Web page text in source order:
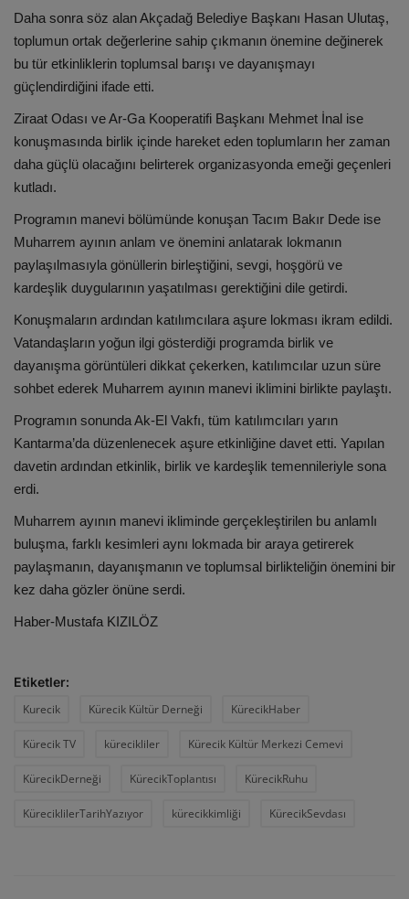
Daha sonra söz alanAkçadağ Belediye Başkanı Hasan Ulutaş,
toplumun ortak değerlerine sahip çıkmanın önemine değinerek
bu tür etkinliklerin toplumsal barışı ve dayanışmayı
güçlendirdiğini ifade etti.
Ziraat Odası ve Ar-Ga Kooperatifi Başkanı Mehmet İnal ise
konuşmasında birlik içinde hareket eden toplumların her zaman
daha güçlü olacağını belirterek organizasyonda emeği geçenleri
kutladı.
Programın manevi bölümünde konuşan Tacım Bakır Dede ise
Muharrem ayının anlam ve önemini anlatarak lokmanın
paylaşılmasıyla gönüllerin birleştiğini, sevgi, hoşgörü ve
kardeşlik duygularının yaşatılması gerektiğini dile getirdi.
Konuşmaların ardından katılımcılara aşure lokması ikram edildi.
Vatandaşların yoğun ilgi gösterdiği programda birlik ve
dayanışma görüntüleri dikkat çekerken, katılımcılar uzun süre
sohbet ederek Muharrem ayının manevi iklimini birlikte paylaştı.
Programın sonundaAk-El Vakfı, tüm katılımcıları yarın
Kantarma’da düzenlenecek aşure etkinliğine davet etti. Yapılan
davetin ardından etkinlik, birlik ve kardeşlik temennileriyle sona
erdi.
Muharrem ayının manevi ikliminde gerçekleştirilen bu anlamlı
buluşma, farklı kesimleri aynı lokmada bir araya getirerek
paylaşmanın, dayanışmanın ve toplumsal birlikteliğin önemini bir
kez daha gözler önüne serdi.
Haber-Mustafa KIZILÖZ
Etiketler:
Kurecik
Kürecik Kültür Derneği KürecikHaber
Kürecik TV kürecikliler Kürecik Kültür Merkezi Cemevi
KürecikDerneği KürecikToplantısı KürecikRuhu
KüreciklilerTarihYazıyor kürecikkimliği KürecikSevdası